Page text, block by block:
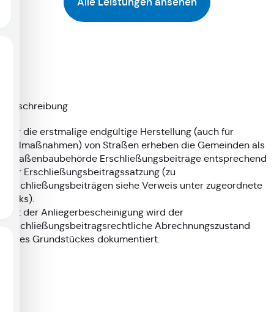
Beschreibung
Für die erstmalige endgültige Herstellung (auch für
Teilmaßnahmen) von Straßen erheben die Gemeinden als
Straßenbaubehörde Erschließungsbeiträge entsprechend
der Erschließungsbeitragssatzung (zu
Erschließungsbeiträgen siehe Verweis unter zugeordnete
Links).
Mit der Anliegerbescheinigung wird der
erschließungsbeitragsrechtliche Abrechnungszustand
eines Grundstückes dokumentiert.